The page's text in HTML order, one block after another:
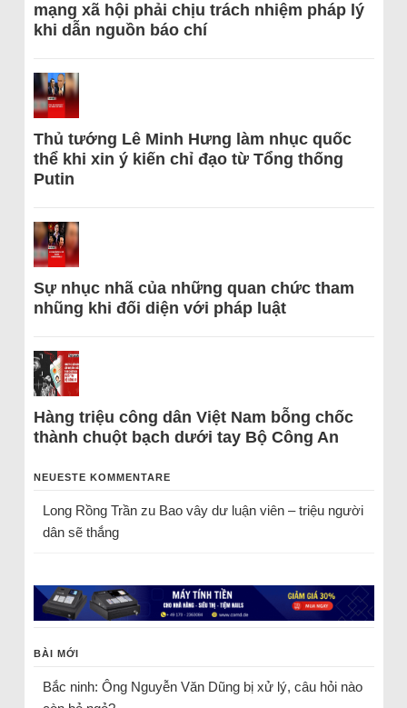
mạng xã hội phải chịu trách nhiệm pháp lý
khi dẫn nguồn báo chí
Thủ tướng Lê Minh Hưng làm nhục quốc
thể khi xin ý kiến chỉ đạo từ Tổng thống
Putin
Sự nhục nhã của những quan chức tham
nhũng khi đối diện với pháp luật
Hàng triệu công dân Việt Nam bỗng chốc
thành chuột bạch dưới tay Bộ Công An
NEUESTE KOMMENTARE
Long Rồng Trầnzu Bao vây dư luận viên – triệu người
dân sẽ thắng
BÀI MỚI
Bắc ninh: Ông Nguyễn Văn Dũng bị xử lý, câu hỏi nào